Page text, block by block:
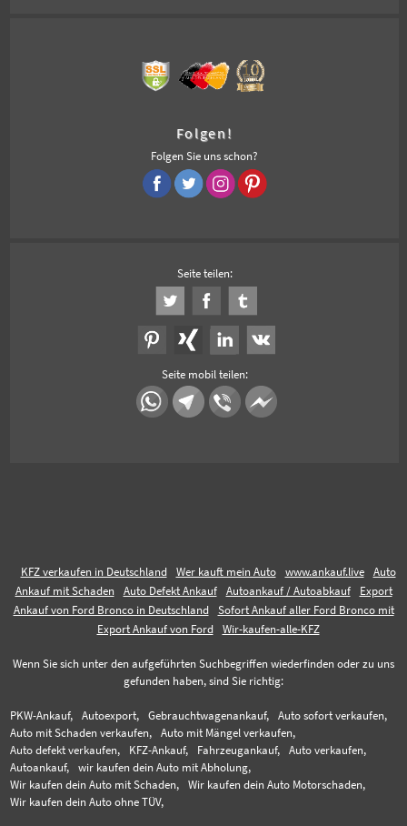
Folgen!
Folgen Sie uns schon?
Seite teilen:
Seite mobil teilen:
KFZ verkaufen in Deutschland Wer kauft mein Auto www.ankauf.live
Auto
Ankauf mit Schaden
Auto Defekt Ankauf Autoankauf / Autoabkauf
Export
Ankauf von Ford Bronco in Deutschland
Sofort Ankauf aller Ford Bronco mit
Export Ankauf von Ford
Wir-kaufen-alle-KFZ
Wenn Sie sich unter den aufgeführten Suchbegriffen wiederfinden oder zu uns
gefunden haben, sind Sie richtig:
PKW-Ankauf, Autoexport, Gebrauchtwagenankauf,
Auto sofort verkaufen,
Auto mit Schaden verkaufen,
Auto mit Mängel verkaufen,
Auto defekt verkaufen,
KFZ-Ankauf, Fahrzeugankauf,
Auto verkaufen,
Autoankauf,
wir kaufen dein Auto mit Abholung,
Wir kaufen dein Auto mit Schaden,
Wir kaufen dein Auto Motorschaden,
Wir kaufen dein Auto ohne TÜV,